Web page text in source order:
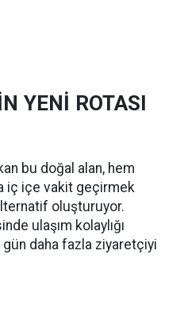
YENİ ROTASI
bu doğal alan, hem
iç içe vakit geçirmek
oluşturuyor.
ulaşım kolaylığı
daha fazla ziyaretçiyi